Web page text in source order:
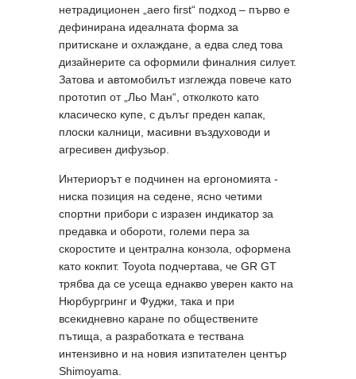
нетрадиционен „aero first“ подход – първо е
дефинирана идеалната форма за
притискане и охлаждане, а едва след това
дизайнерите са оформили финалния силует.
Затова и автомобилът изглежда повече като
прототип от „Льо Ман“, отколкото като
класическо купе, с дълъг преден капак,
плоски калници, масивни въздуховоди и
агресивен дифузьор.
Интериорът е подчинен на ергономията -
ниска позиция на седене, ясно четими
спортни прибори с изразен индикатор за
предавка и обороти, големи пера за
скоростите и централна конзола, оформена
като кокпит. Toyota подчертава, че GR GT
трябва да се усеща еднакво уверен както на
Нюрбургринг и Фуджи, така и при
всекидневно каране по обществените
пътища, а разработката е тествана
интензивно и на новия изпитателен център
Shimoyama.